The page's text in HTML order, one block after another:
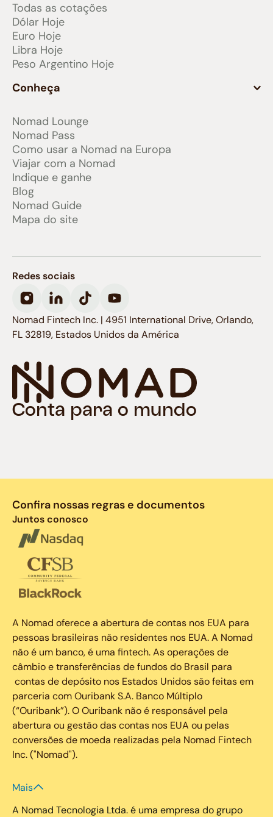
Todas as cotações
Dólar Hoje
Euro Hoje
Libra Hoje
Peso Argentino Hoje
Conheça
Nomad Lounge
Nomad Pass
Como usar a Nomad na Europa
Viajar com a Nomad
Indique e ganhe
Blog
Nomad Guide
Mapa do site
Conta para o mundo
Redes sociais
Nomad Fintech Inc. | 4951 International Drive, Orlando,
FL 32819, Estados Unidos da América
Confira nossas regras e documentos
Juntos conosco
A Nomad oferece a abertura de contas nos EUA para
pessoas brasileiras não residentes nos EUA. A Nomad
não é um banco, é uma fintech. As operações de
câmbio e transferências de fundos do Brasil para
contas de depósito nos Estados Unidos são feitas em
parceria com Ouribank S.A. Banco Múltiplo
(“Ouribank”). O Ouribank não é responsável pela
abertura ou gestão das contas nos EUA ou pelas
conversões de moeda realizadas pela Nomad Fintech
Inc. ("Nomad").
Mais
A Nomad Tecnologia Ltda. é uma empresa do grupo